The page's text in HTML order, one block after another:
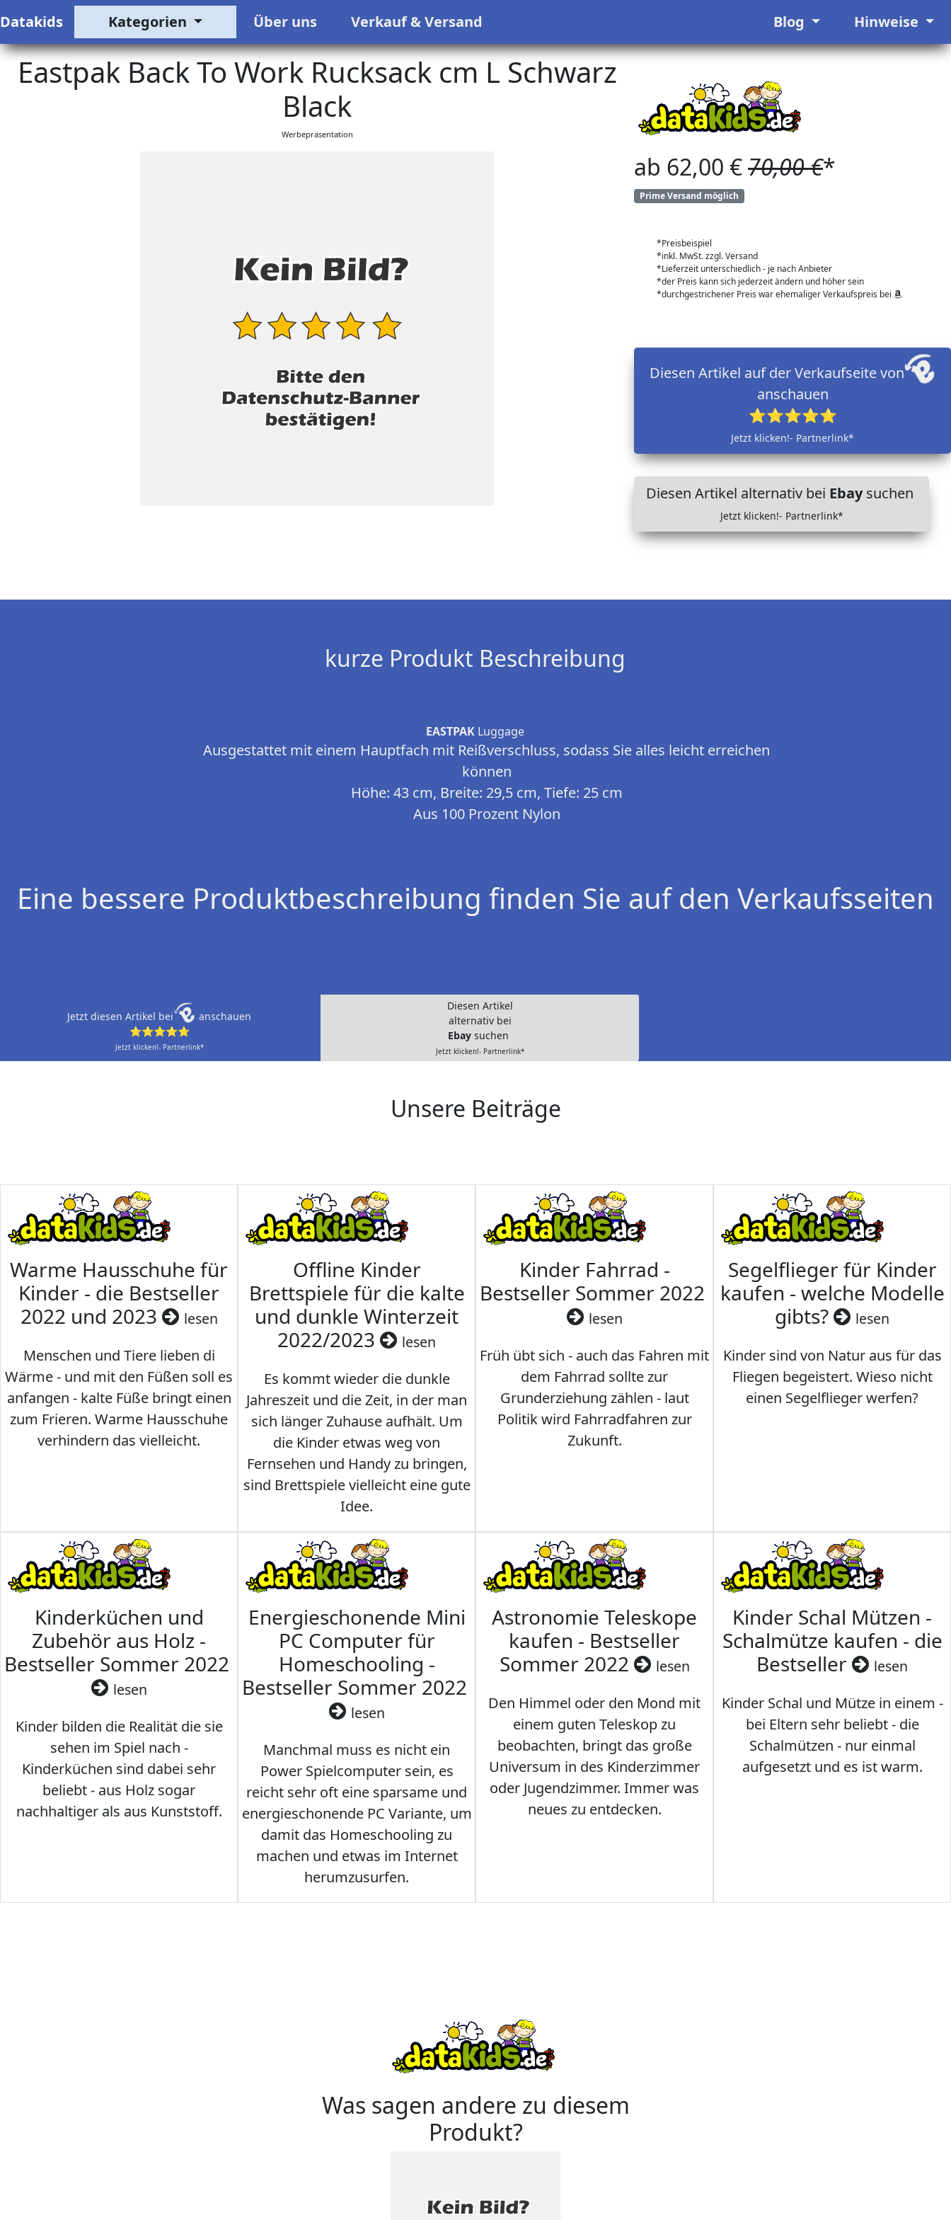
Datakids Kategorien Über uns Verkauf & Versand Blog Hinweise
Eastpak Back To Work Rucksack cm L Schwarz
Black
Werbepräsentation
ab 62,00 €70,00 €*
Prime Versand möglich
*Preisbeispiel
*inkl. MwSt. zzgl. Versand
*Lieferzeit unterschiedlich - je nach Anbieter
*der Preis kann sich jederzeit ändern und höher sein
*durchgestrichener Preis war ehemaliger Verkaufspreis bei
Diesen Artikel auf der Verkaufseite von
anschauen
⭐⭐⭐⭐⭐
Jetzt klicken!- Partnerlink*
Diesen Artikel alternativ bei Ebaysuchen
Jetzt klicken!- Partnerlink*
kurze Produkt Beschreibung
EASTPAK Luggage
Ausgestattet mit einem Hauptfach mit Reißverschluss, sodass Sie alles leicht erreichen
können
Höhe: 43 cm, Breite: 29,5 cm, Tiefe: 25 cm
Aus 100 Prozent Nylon
Eine bessere Produktbeschreibung finden Sie auf den Verkaufsseiten
Jetzt diesen Artikel bei
anschauen
⭐⭐⭐⭐⭐
Jetzt klicken!- Partnerlink*
Diesen Artikel
alternativ bei
Ebay suchen
Jetzt klicken!- Partnerlink*
Unsere Beiträge
Warme Hausschuhe für
Kinder - die Bestseller
2022 und 2023
lesen
Menschen und Tiere lieben di
Wärme - und mit den Füßen soll es
anfangen - kalte Füße bringt einen
zum Frieren. Warme Hausschuhe
verhindern das vielleicht.
Offline Kinder
Brettspiele für die kalte
und dunkle Winterzeit
2022/2023
lesen
Es kommt wieder die dunkle
Jahreszeit und die Zeit, in der man
sich länger Zuhause aufhält. Um
die Kinder etwas weg von
Fernsehen und Handy zu bringen,
sind Brettspiele vielleicht eine gute
Idee.
Kinder Fahrrad -
Bestseller Sommer 2022
lesen
Früh übt sich - auch das Fahren mit
dem Fahrrad sollte zur
Grunderziehung zählen - laut
Politik wird Fahrradfahren zur
Zukunft.
Segelflieger für Kinder
kaufen - welche Modelle
gibts?
lesen
Kinder sind von Natur aus für das
Fliegen begeistert. Wieso nicht
einen Segelflieger werfen?
Kinderküchen und
Zubehör aus Holz -
Bestseller Sommer 2022
lesen
Kinder bilden die Realität die sie
sehen im Spiel nach -
Kinderküchen sind dabei sehr
beliebt - aus Holz sogar
nachhaltiger als aus Kunststoff.
Energieschonende Mini
PC Computer für
Homeschooling -
Bestseller Sommer 2022
lesen
Manchmal muss es nicht ein
Power Spielcomputer sein, es
reicht sehr oft eine sparsame und
energieschonende PC Variante, um
damit das Homeschooling zu
machen und etwas im Internet
herumzusurfen.
Astronomie Teleskope
kaufen - Bestseller
Sommer 2022
lesen
Den Himmel oder den Mond mit
einem guten Teleskop zu
beobachten, bringt das große
Universum in des Kinderzimmer
oder Jugendzimmer. Immer was
neues zu entdecken.
Kinder Schal Mützen -
Schalmütze kaufen - die
Bestseller
lesen
Kinder Schal und Mütze in einem -
bei Eltern sehr beliebt - die
Schalmützen - nur einmal
aufgesetzt und es ist warm.
Was sagen andere zu diesem
Produkt?